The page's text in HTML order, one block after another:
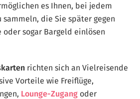
es Ihnen, bei jedem
sammeln, die Sie später gegen
oder sogar Bargeld einlösen
richten sich an Vielreisende
Vorteile wie Freiflüge,
Lounge-Zugang oder